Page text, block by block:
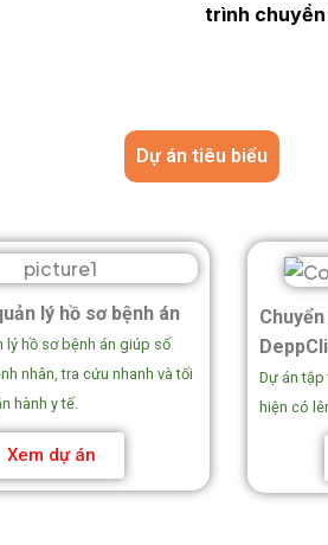
trình
Dự án tiêu biểu
lý hồ sơ bệnh án
lý hồ sơ bệnh án giúp số
nhân, tra cứu nhanh và tối
hành y tế.
Xem dự án
Dự án
hiện có